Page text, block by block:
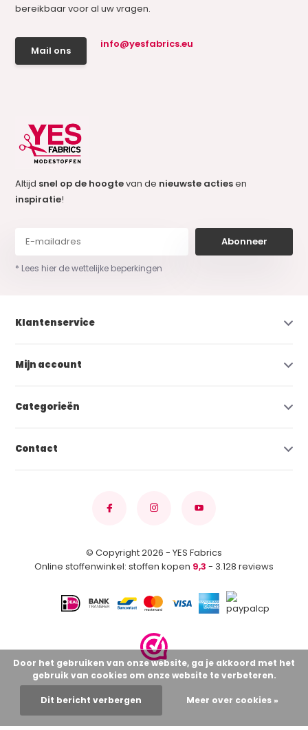
bereikbaar voor al uw vragen.
Mail ons
info@yesfabrics.eu
Altijd snel op de hoogtevan de nieuwste actiesen
inspiratie!
Abonneer
* Lees hier de wettelijke beperkingen
Klantenservice
Mijn account
Categorieën
Contact
© Copyright 2026 - YES Fabrics
Online stoffenwinkel: stoffen kopen 9,3 - 3.128 reviews
Door het gebruiken van onze website, ga je akkoord met het
gebruik van cookies om onze website te verbeteren.
Dit bericht verbergen Meer over cookies »